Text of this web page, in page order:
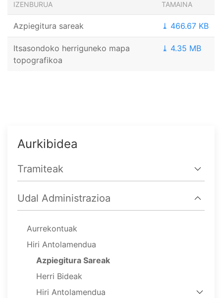
IZENBURUA TAMAINA
Azpiegitura sareak ⤓ 466.67 KB
Itsasondoko herriguneko mapa
topografikoa
⤓ 4.35 MB
Aurkibidea
Tramiteak
Udal Administrazioa
Aurrekontuak
Hiri Antolamendua
Azpiegitura Sareak
Herri Bideak
Hiri Antolamendua